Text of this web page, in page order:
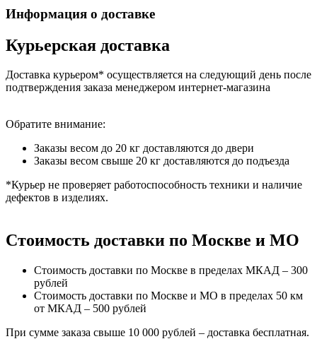
Информация о доставке
Курьерская доставка
Доставка курьером* осуществляется на следующий день после
подтверждения заказа менеджером интернет-магазина
Обратите внимание:
Заказы весом до 20 кг доставляются до двери
Заказы весом свыше 20 кг доставляются до подъезда
*Курьер не проверяет работоспособность техники и наличие
дефектов в изделиях.
Стоимость доставки по Москве и МО
Стоимость доставки по Москве в пределах МКАД – 300
рублей
Стоимость доставки по Москве и МО в пределах 50 км
от МКАД – 500 рублей
При сумме заказа свыше 10 000 рублей – доставка бесплатная.